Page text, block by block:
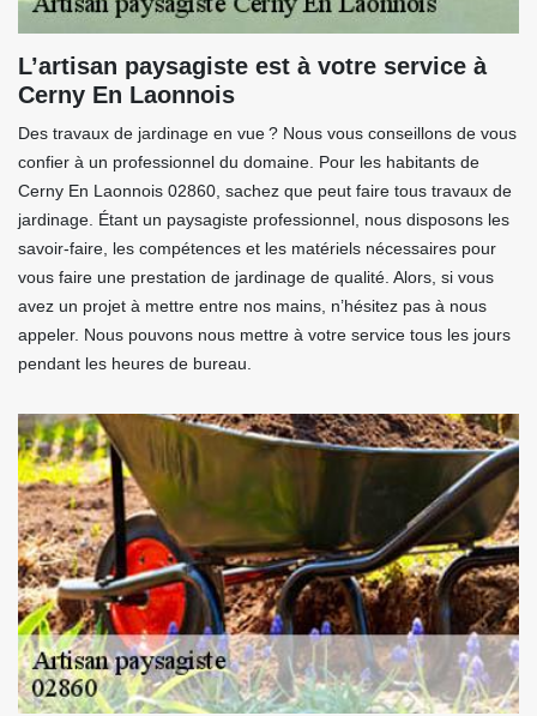
L’artisan paysagiste est à votre service à
Cerny En Laonnois
Des travaux de jardinage en vue ? Nous vous conseillons de vous
confier à un professionnel du domaine. Pour les habitants de
Cerny En Laonnois 02860, sachez que peut faire tous travaux de
jardinage. Étant un paysagiste professionnel, nous disposons les
savoir-faire, les compétences et les matériels nécessaires pour
vous faire une prestation de jardinage de qualité. Alors, si vous
avez un projet à mettre entre nos mains, n’hésitez pas à nous
appeler. Nous pouvons nous mettre à votre service tous les jours
pendant les heures de bureau.